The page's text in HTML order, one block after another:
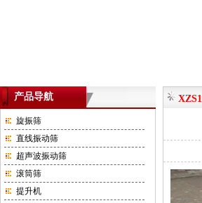
产品导航
旋振筛
直线振动筛
超声波振动筛
滚筒筛
提升机